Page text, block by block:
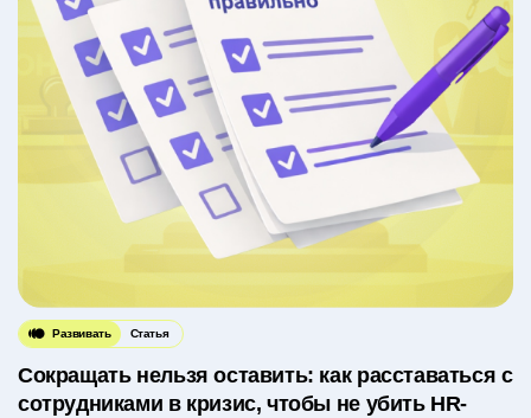
Развивать Статья
Сокращать нельзя оставить: как расставаться с
сотрудниками в кризис, чтобы не убить HR-